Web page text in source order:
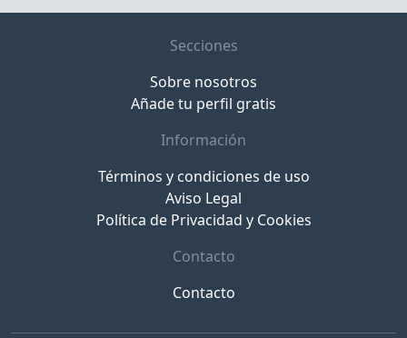
Secciones
Sobre nosotros
Añade tu perfil gratis
Información
Términos y condiciones de uso
Aviso Legal
Política de Privacidad y Cookies
Contacto
Contacto